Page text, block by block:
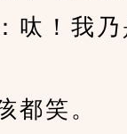
呔！我乃
笑。